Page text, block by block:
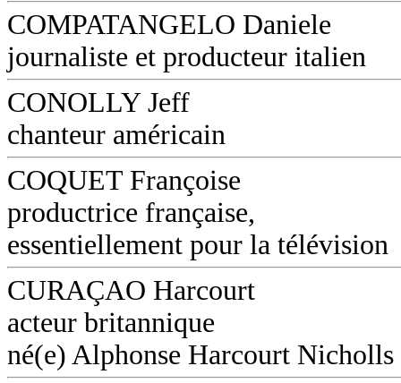
COMPATANGELO Daniele
journaliste et producteur italien
CONOLLY Jeff
chanteur américain
COQUET Françoise
productrice française,
essentiellement pour la télévision
CURAÇAO Harcourt
acteur britannique
né(e) Alphonse Harcourt Nicholls